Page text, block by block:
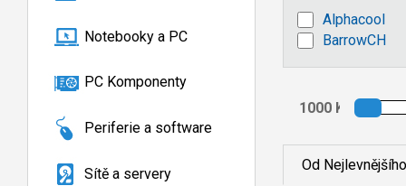
Notebooky a PC
PC Komponenty
Periferie a software
Sítě a servery
Alphacool
BarrowCH
Od Nejlevnějšího